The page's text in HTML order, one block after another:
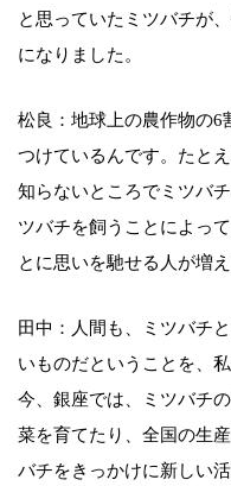
と思っていたミツバチが
になりました。
松良：地球上の農作物の6
つけているんです。たと
知らないところでミツバ
ツバチを飼うことによっ
とに思いを馳せる人が増
田中：人間も、ミツバチ
いものだということを、
今、銀座では、ミツバチ
菜を育てたり、全国の生
バチをきっかけに新しい